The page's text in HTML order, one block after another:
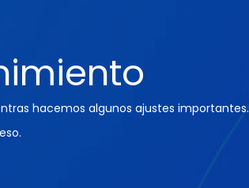
hacemos algunos ajustes importantes.